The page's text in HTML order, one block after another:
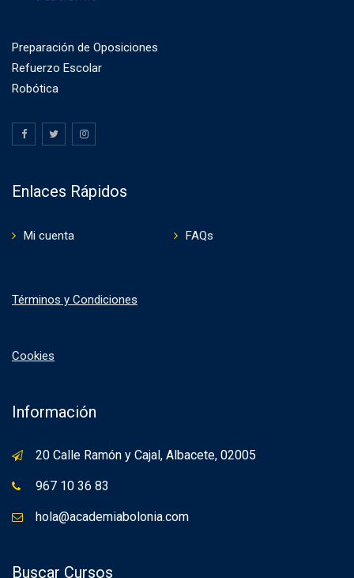
Preparación de Oposiciones
Refuerzo Escolar
Robótica
Enlaces Rápidos
Mi cuenta FAQs
Términos y Condiciones
Cookies
Información
20 Calle Ramón y Cajal, Albacete, 02005
967 10 36 83
hola@academiabolonia.com
Buscar Cursos